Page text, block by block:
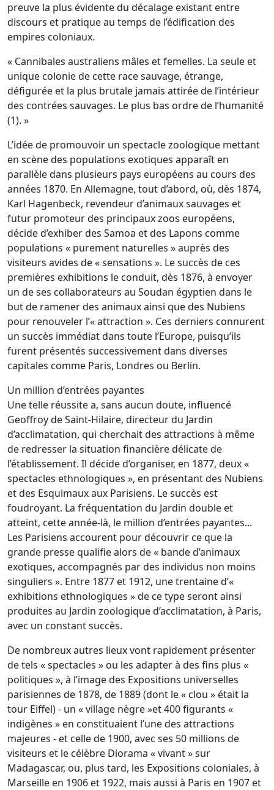
preuve la plus évidente du décalage existant entre
discours et pratique au temps de l’édification des
empires coloniaux.
« Cannibales australiens mâles et femelles. La seule et
unique colonie de cette race sauvage, étrange,
défigurée et la plus brutale jamais attirée de l’intérieur
des contrées sauvages. Le plus bas ordre de l’humanité
(1). »
L’idée de promouvoir un spectacle zoologique mettant
en scène des populations exotiques apparaît en
parallèle dans plusieurs pays européens au cours des
années 1870. En Allemagne, tout d’abord, où, dès 1874,
Karl Hagenbeck, revendeur d’animaux sauvages et
futur promoteur des principaux zoos européens,
décide d’exhiber des Samoa et des Lapons comme
populations « purement naturelles » auprès des
visiteurs avides de « sensations ». Le succès de ces
premières exhibitions le conduit, dès 1876, à envoyer
un de ses collaborateurs au Soudan égyptien dans le
but de ramener des animaux ainsi que des Nubiens
pour renouveler l’« attraction ». Ces derniers connurent
un succès immédiat dans toute l’Europe, puisqu’ils
furent présentés successivement dans diverses
capitales comme Paris, Londres ou Berlin.
Un million d’entrées payantes
Une telle réussite a, sans aucun doute, influencé
Geoffroy de Saint-Hilaire, directeur du Jardin
d’acclimatation, qui cherchait des attractions à même
de redresser la situation financière délicate de
l’établissement. Il décide d’organiser, en 1877, deux «
spectacles ethnologiques », en présentant des Nubiens
et des Esquimaux aux Parisiens. Le succès est
foudroyant. La fréquentation du Jardin double et
atteint, cette année-là, le million d’entrées payantes...
Les Parisiens accourent pour découvrir ce que la
grande presse qualifie alors de « bande d’animaux
exotiques, accompagnés par des individus non moins
singuliers ». Entre 1877 et 1912, une trentaine d’«
exhibitions ethnologiques » de ce type seront ainsi
produites au Jardin zoologique d’acclimatation, à Paris,
avec un constant succès.
De nombreux autres lieux vont rapidement présenter
de tels « spectacles » ou les adapter à des fins plus «
politiques », à l’image des Expositions universelles
parisiennes de 1878, de 1889 (dont le « clou » était la
tour Eiffel) - un « village nègre »et 400 figurants «
indigènes » en constituaient l’une des attractions
majeures - et celle de 1900, avec ses 50 millions de
visiteurs et le célèbre Diorama « vivant » sur
Madagascar, ou, plus tard, les Expositions coloniales, à
Marseille en 1906 et 1922, mais aussi à Paris en 1907 et